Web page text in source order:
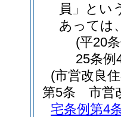
員」とい
あっては
(平20
25条例
(市営改良
第5条
市営
宅条例第4